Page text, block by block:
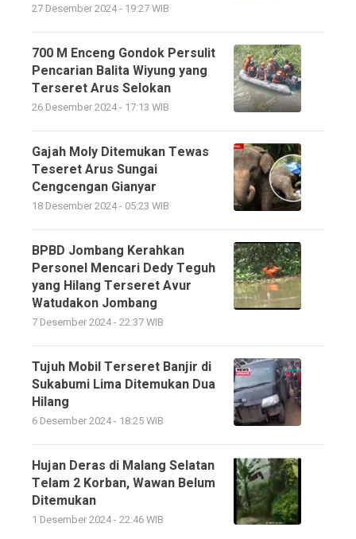
27 Desember 2024 - 19:27 WIB
700 M Enceng Gondok Persulit
Pencarian Balita Wiyung yang
Terseret Arus Selokan
26 Desember 2024 - 17:13 WIB
Gajah Moly Ditemukan Tewas
Teseret Arus Sungai
Cengcengan Gianyar
18 Desember 2024 - 05:23 WIB
BPBD Jombang Kerahkan
Personel Mencari Dedy Teguh
yang Hilang Terseret Avur
Watudakon Jombang
7 Desember 2024 - 22:37 WIB
Tujuh Mobil Terseret Banjir di
Sukabumi Lima Ditemukan Dua
Hilang
6 Desember 2024 - 18:25 WIB
Hujan Deras di Malang Selatan
Telam 2 Korban, Wawan Belum
Ditemukan
1 Desember 2024 - 22:46 WIB